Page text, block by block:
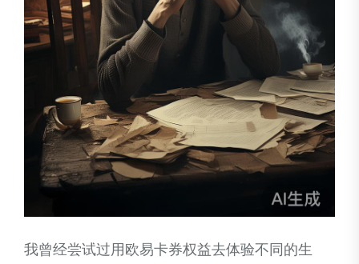
我曾经尝试过用欧易卡券权益去体验不同的生